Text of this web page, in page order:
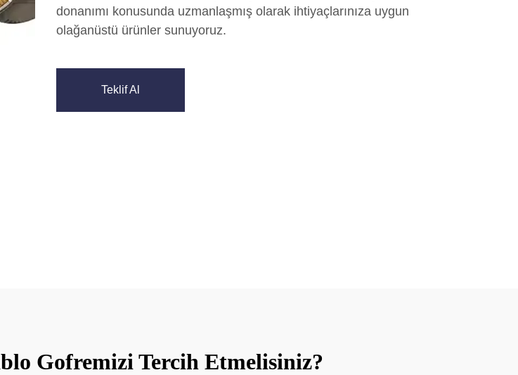
donanımı konusunda uzmanlaşmış olarak ihtiyaçlarınıza uygun
olağanüstü ürünler sunuyoruz.
Teklif Al
Gofremizi Tercih Etmelisiniz?